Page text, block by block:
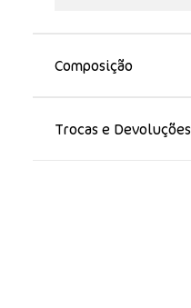
Composição
Trocas e Devoluções